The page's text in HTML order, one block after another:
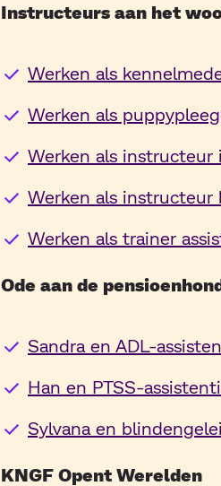
Instructeurs aan het
Werken als
Werken als
Werken als
Werken als
Werken als trainer
Ode aan de
Sandra en ADL-
Han en PTSS-
Sylvana en
KNGF Opent Werelden